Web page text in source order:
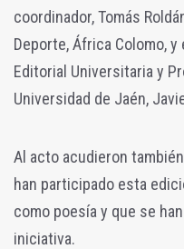
coordinador, Tomás
Deporte, África Colomo,
Editorial Universitaria y
Universidad de Jaén,
Al acto acudieron
han participado esta
como poesía y que se
iniciativa.